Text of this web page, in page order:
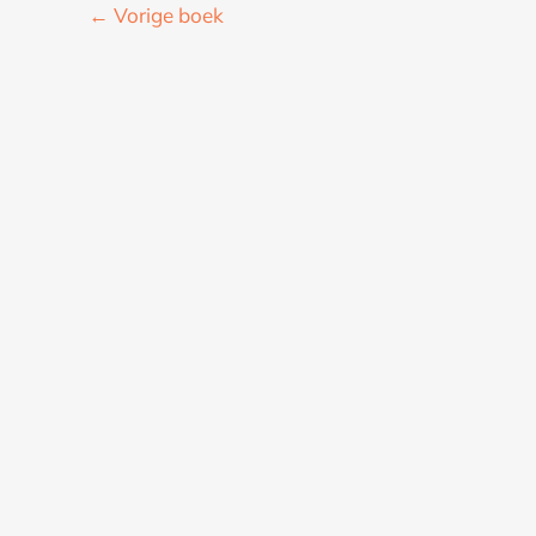
← Vorige boek